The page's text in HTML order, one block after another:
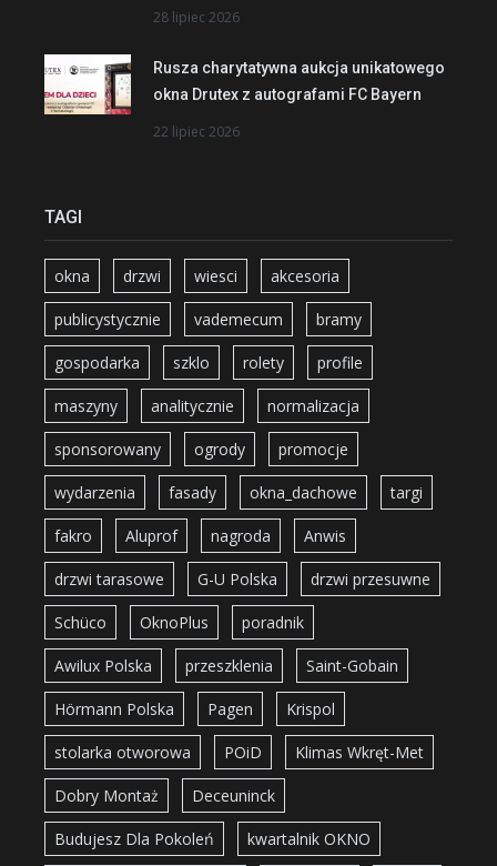
28 lipiec 2026
Rusza charytatywna aukcja unikatowego
okna Drutex z autografami FC Bayern
22 lipiec 2026
TAGI
okna drzwi wiesci akcesoria
publicystycznie vademecum bramy
gospodarka szklo rolety profile
maszyny analitycznie normalizacja
sponsorowany ogrody promocje
wydarzenia fasady okna_dachowe targi
fakro Aluprof nagroda Anwis
drzwi tarasowe G-U Polska drzwi przesuwne
Schüco OknoPlus poradnik
Awilux Polska przeszklenia Saint-Gobain
Hörmann Polska Pagen Krispol
stolarka otworowa POiD Klimas Wkręt-Met
Dobry Montaż Deceuninck
Budujesz Dla Pokoleń kwartalnik OKNO